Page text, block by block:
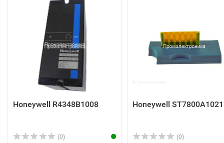
Honeywell R4348B1008
(0)
Honeywell ST7800A1021
(0)